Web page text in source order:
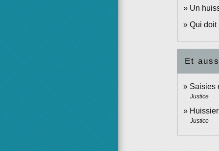
Un
Qui doit
Et
Saisies
Justice
Justice